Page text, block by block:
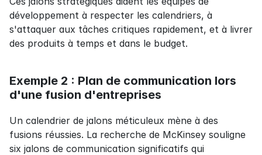
développement à respecter les calendriers, à
s'attaquer aux tâches critiques rapidement, et à livrer
des produits à temps et dans le budget.
Exemple 2 : Plan de communication lors
d'une fusion d'entreprises
Un calendrier de jalons méticuleux mène à des
fusions réussies. La recherche de McKinsey souligne
six jalons de communication significatifs qui